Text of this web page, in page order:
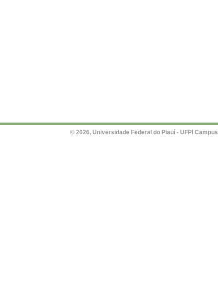
© 2026, Universidade Federal do Piauí - UFPI